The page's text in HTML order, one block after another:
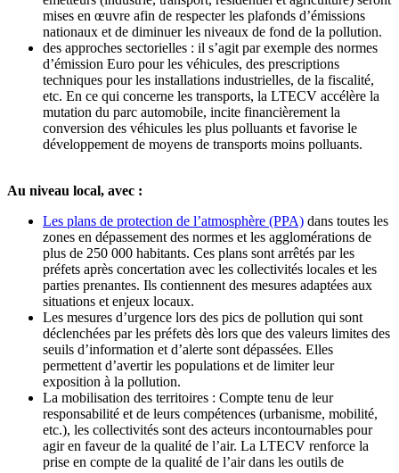
mises en œuvre afin de respecter les plafonds d’émissions
nationaux et de diminuer les niveaux de fond de la pollution.
des approches sectorielles : il s’agit par exemple des normes
d’émission Euro pour les véhicules, des prescriptions
techniques pour les installations industrielles, de la fiscalité,
etc. En ce qui concerne les transports, la LTECV accélère la
mutation du parc automobile, incite financièrement la
conversion des véhicules les plus polluants et favorise le
développement de moyens de transports moins polluants.
Au niveau local, avec :
Les plans de protection de l’atmosphère (PPA) dans toutes les
zones en dépassement des normes et les agglomérations de
plus de 250 000 habitants. Ces plans sont arrêtés par les
préfets après concertation avec les collectivités locales et les
parties prenantes. Ils contiennent des mesures adaptées aux
situations et enjeux locaux.
Les mesures d’urgence lors des pics de pollution qui sont
déclenchées par les préfets dès lors que des valeurs limites des
seuils d’information et d’alerte sont dépassées. Elles
permettent d’avertir les populations et de limiter leur
exposition à la pollution.
La mobilisation des territoires : Compte tenu de leur
responsabilité et de leurs compétences (urbanisme, mobilité,
etc.), les collectivités sont des acteurs incontournables pour
agir en faveur de la qualité de l’air. La LTECV renforce la
prise en compte de la qualité de l’air dans les outils de